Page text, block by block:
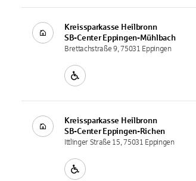
Kreissparkasse Heilbronn
SB-Center Eppingen-Mühlbach
Brettachstraße 9, 75031 Eppingen
Kreissparkasse Heilbronn
SB-Center Eppingen-Richen
Ittlinger Straße 15, 75031 Eppingen